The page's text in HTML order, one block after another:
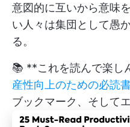
意図的に互いから意味
い人々は集団として愚
る。
📚 **これを読んで楽し
産性向上のための必読
ブックマーク、そして